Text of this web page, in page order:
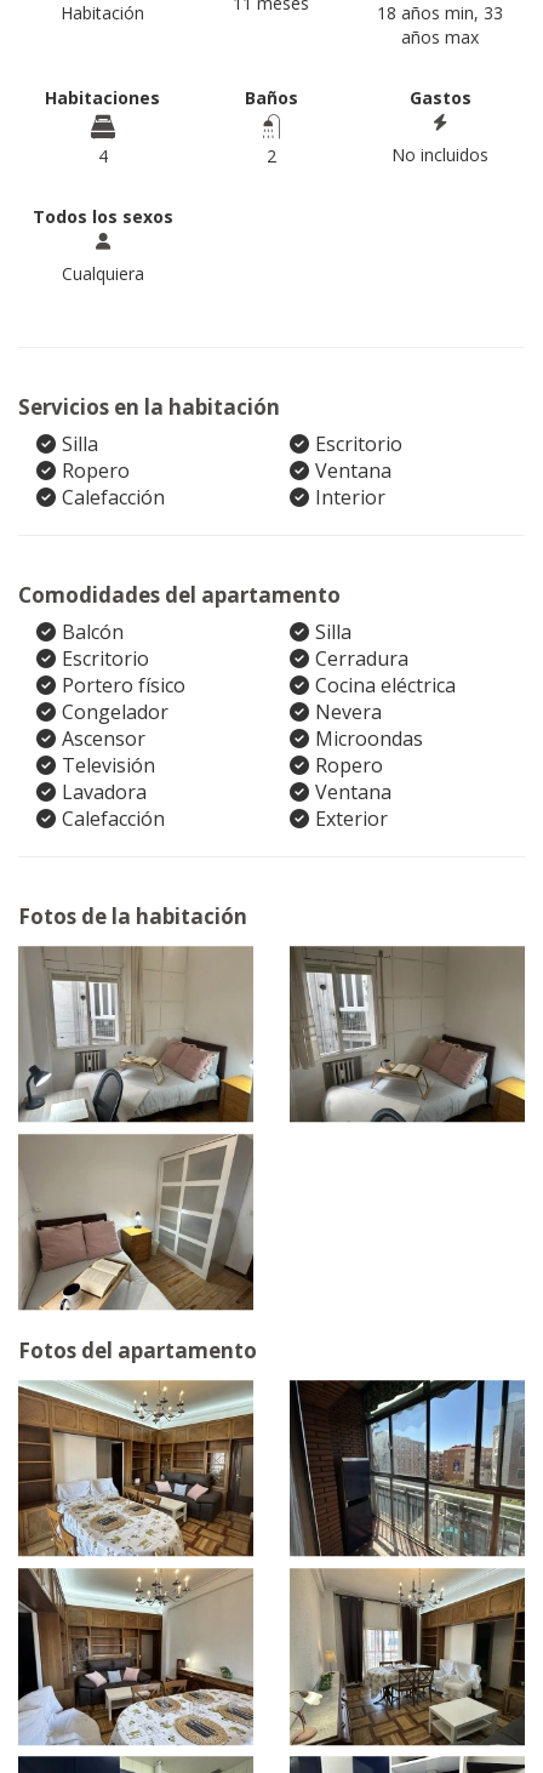
Habitación
18 años min, 33
años max
Habitaciones
4
Baños
2
Gastos
No incluidos
Todos los sexos
Cualquiera
Servicios en la habitación
Silla
Escritorio
Ropero
Ventana
Calefacción
Interior
Comodidades del apartamento
Balcón
Silla
Escritorio
Cerradura
Portero físico
Cocina eléctrica
Congelador
Nevera
Ascensor
Microondas
Televisión
Ropero
Lavadora
Ventana
Calefacción
Exterior
Fotos de la habitación
Fotos del apartamento